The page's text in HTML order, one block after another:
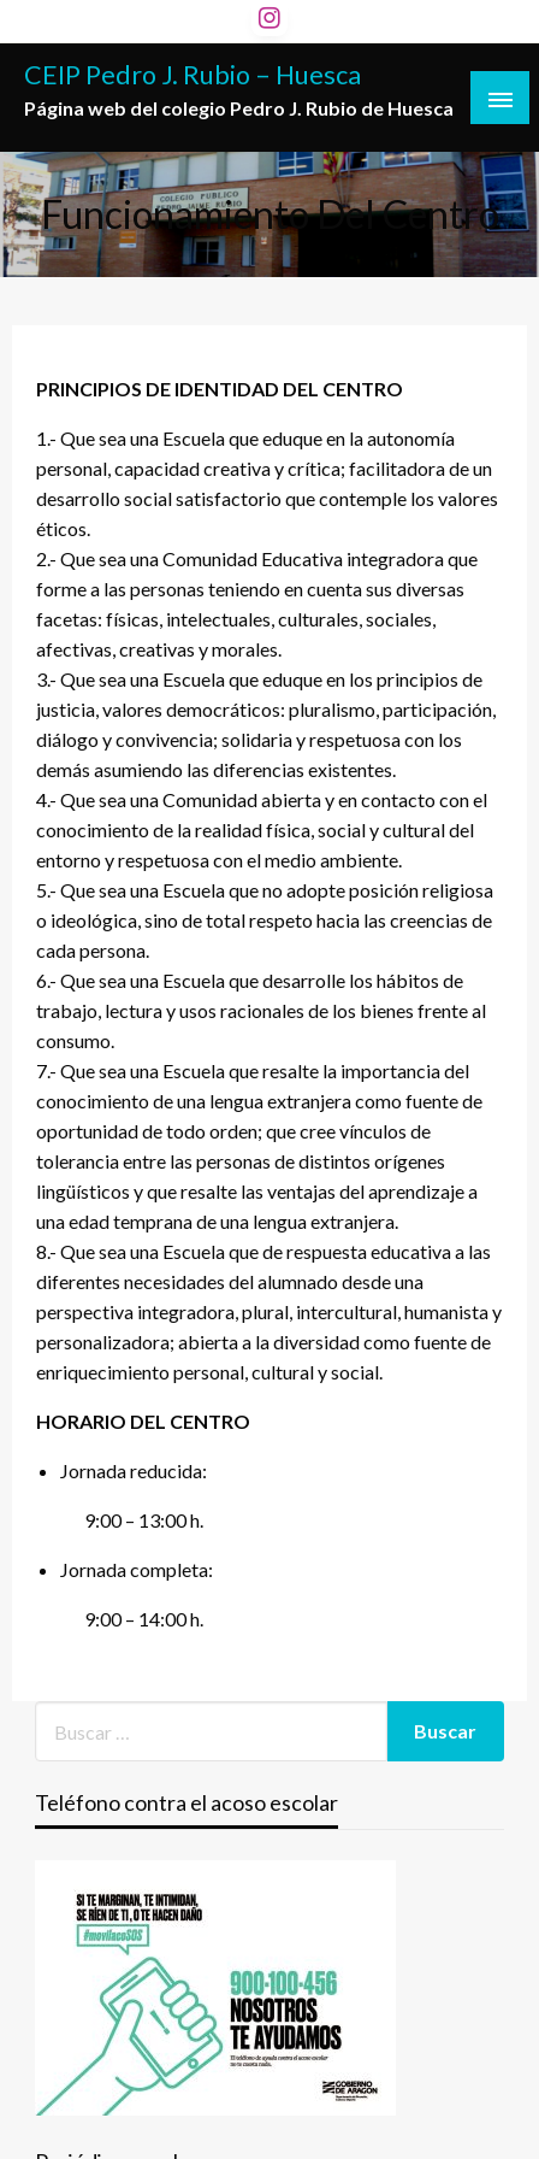
al
contenido
CEIP Pedro J. Rubio – Huesca
Página web del colegio Pedro J. Rubio de Huesca
Funcionamiento Del Centro
PRINCIPIOS DE IDENTIDAD DEL CENTRO
1.- Que sea una Escuela que eduque en la autonomía
personal, capacidad creativa y crítica; facilitadora de un
desarrollo social satisfactorio que contemple los valores
éticos.
2.- Que sea una Comunidad Educativa integradora que
forme a las personas teniendo en cuenta sus diversas
facetas: físicas, intelectuales, culturales, sociales,
afectivas, creativas y morales.
3.- Que sea una Escuela que eduque en los principios de
justicia, valores democráticos: pluralismo, participación,
diálogo y convivencia; solidaria y respetuosa con los
demás asumiendo las diferencias existentes.
4.- Que sea una Comunidad abierta y en contacto con el
conocimiento de la realidad física, social y cultural del
entorno y respetuosa con el medio ambiente.
5.- Que sea una Escuela que no adopte posición religiosa
o ideológica, sino de total respeto hacia las creencias de
cada persona.
6.- Que sea una Escuela que desarrolle los hábitos de
trabajo, lectura y usos racionales de los bienes frente al
consumo.
7.- Que sea una Escuela que resalte la importancia del
conocimiento de una lengua extranjera como fuente de
oportunidad de todo orden; que cree vínculos de
tolerancia entre las personas de distintos orígenes
lingüísticos y que resalte las ventajas del aprendizaje a
una edad temprana de una lengua extranjera.
8.- Que sea una Escuela que de respuesta educativa a las
diferentes necesidades del alumnado desde una
perspectiva integradora, plural, intercultural, humanista y
personalizadora; abierta a la diversidad como fuente de
enriquecimiento personal, cultural y social.
HORARIO DEL CENTRO
Jornada reducida:
9:00 – 13:00 h.
Jornada completa:
9:00 – 14:00 h.
Teléfono contra el acoso escolar